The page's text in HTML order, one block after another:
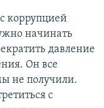
коррупцией
начинать
давление
Он все
не получили.
с